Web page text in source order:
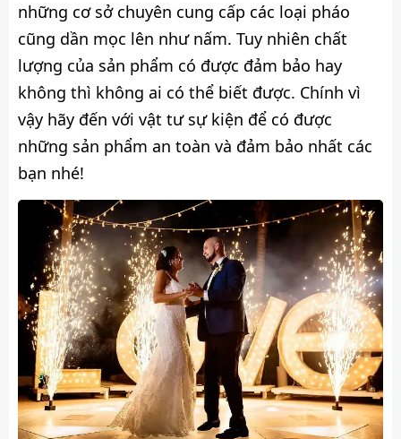
những cơ sở chuyên cung cấp các loại pháo
cũng dần mọc lên như nấm. Tuy nhiên chất
lượng của sản phẩm có được đảm bảo hay
không thì không ai có thể biết được. Chính vì
vậy hãy đến với vật tư sự kiện để có được
những sản phẩm an toàn và đảm bảo nhất các
bạn nhé!